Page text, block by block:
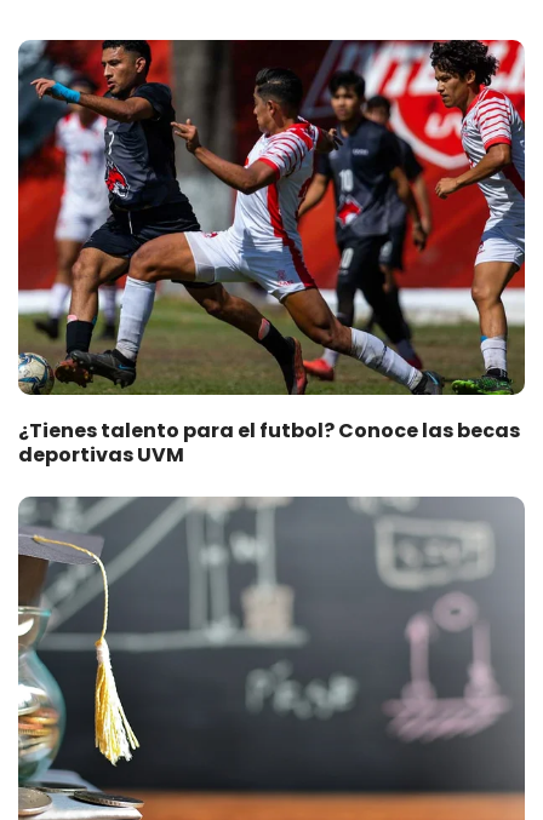
¿Tienes talento para el futbol? Conoce las becas
deportivas UVM